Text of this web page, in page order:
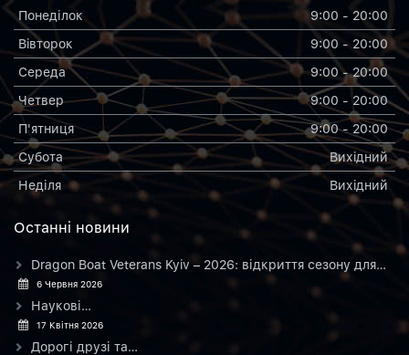
Понеділок
9:00 - 20:00
Вiвторок
9:00 - 20:00
Середа
9:00 - 20:00
Четвер
9:00 - 20:00
П'ятниця
9:00 - 20:00
Субота
Вихiдний
Неділя
Вихiдний
Останнi новини
Dragon Boat Veterans Kyiv – 2026: відкриття сезону для…
6 Червня 2026
Наукові…
17 Квітня 2026
Дорогі друзі та…